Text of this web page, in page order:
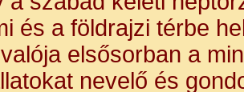
és a földrajzi térbe
elsősorban a
nevelő és